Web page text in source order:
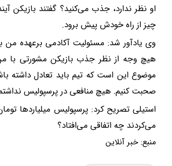
او نظر ندارد، جذب می‌کنید؟ گفتند بازیکن
چیز از راه خودش پیش برود.
وی یادآور شد: مسئولیت آکادمی برعهده من
هیچ وجه از نظر جذب بازیکن مشورتی با
موضوع این است که تیم باید تعادل داشته
صحبت کنیم. هیچ منافعی در پرسپولیس
استیلی تصریح کرد: پرسپولیس میلیاردها
می‌کردند چه اتفاقی می‌افتاد؟
منبع: خبر آنلاین